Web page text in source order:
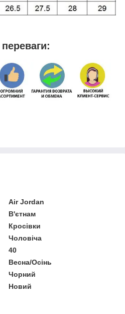
Air Jordan
В'єтнам
Кросівки
Чоловіча
40
Весна/Осінь
Чорний
Новий